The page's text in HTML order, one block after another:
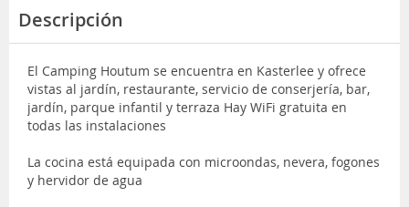
Descripción
El Camping Houtum se encuentra en Kasterlee y ofrece
vistas al jardín, restaurante, servicio de conserjería, bar,
jardín, parque infantil y terraza Hay WiFi gratuita en
todas las instalaciones
La cocina está equipada con microondas, nevera, fogones
y hervidor de agua